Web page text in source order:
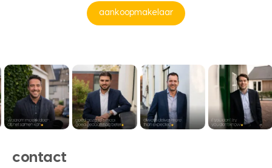
aankoopmakelaar
contact